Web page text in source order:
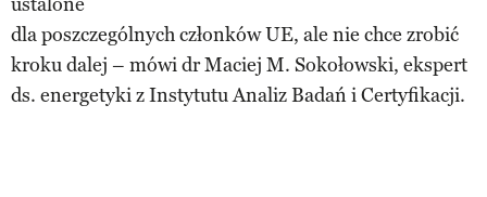
dla poszczególnych członków UE, ale nie chce zrobić
kroku dalej – mówi dr Maciej M. Sokołowski, ekspert
ds. energetyki z Instytutu Analiz Badań i Certyfikacji.